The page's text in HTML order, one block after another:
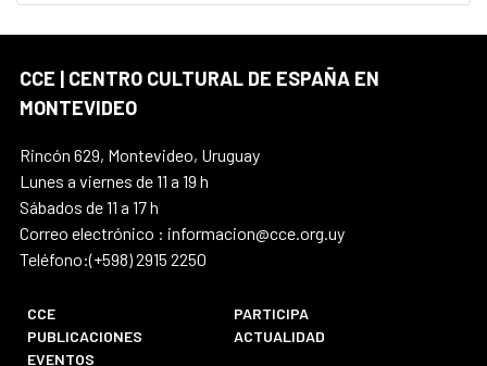
CCE | CENTRO CULTURAL DE ESPAÑA EN
MONTEVIDEO
Rincón 629, Montevideo, Uruguay
Lunes a viernes de 11 a 19 h
Sábados de 11 a 17 h
Correo electrónico : informacion@cce.org.uy
Teléfono:(+598) 2915 2250
CCE
PARTICIPA
PUBLICACIONES
ACTUALIDAD
EVENTOS